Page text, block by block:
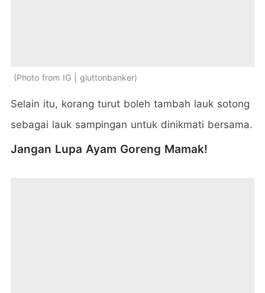
Photo from IG | gluttonbanker
Selain itu, korang turut boleh tambah lauk sotong
sebagai lauk sampingan untuk dinikmati bersama.
Jangan Lupa Ayam Goreng Mamak!